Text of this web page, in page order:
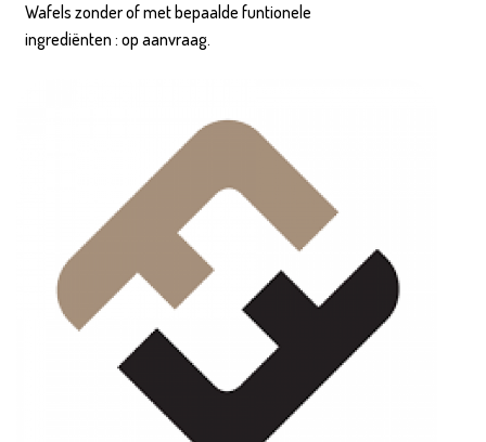
Wafels zonder of met bepaalde funtionele
ingrediënten : op aanvraag.